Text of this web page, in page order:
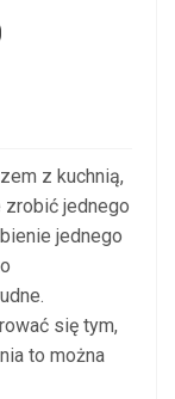
z kuchnią,
jednego
jednego
się tym,
to można